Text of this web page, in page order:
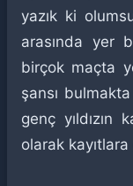
yazık ki
arasında yer
birçok maçta
şansı
genç yıldızın
olarak